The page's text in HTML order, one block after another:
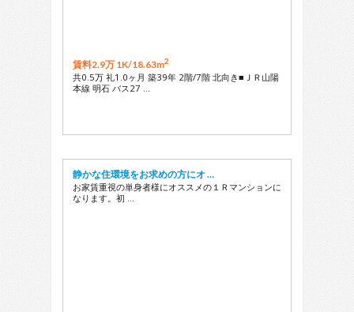
賃料2.9万 1K/18.63m2
共0.5万 礼1.0ヶ月 築39年 2階/7階 北向き■ＪＲ山陽
本線 明石 バス27 …
静かな住環境をお求めの方にオ …
お家賃重視の単身者様にオススメの１Ｒマンションに
なります。初 …